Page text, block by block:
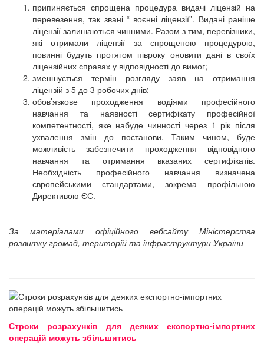
припиняється спрощена процедура видачі ліцензій на
перевезення, так звані “ воєнні ліцензії”. Видані раніше
ліцензії залишаються чинними. Разом з тим, перевізники,
які отримали ліцензії за спрощеною процедурою,
повинні будуть протягом півроку оновити дані в своїх
ліцензійних справах у відповідності до вимог;
зменшується термін розгляду заяв на отримання
ліцензій з 5 до 3 робочих днів;
обов’язкове проходження водіями професійного
навчання та наявності сертифікату професійної
компетентності, яке набуде чинності через 1 рік після
ухвалення змін до постанови. Таким чином, буде
можливість забезпечити проходження відповідного
навчання та отримання вказаних сертифікатів.
Необхідність професійного навчання визначена
європейськими стандартами, зокрема профільною
Директивою ЄС.
За матеріалами офіційного вебсайту Міністерства
розвитку громад, територій та інфраструктури України
Строки розрахунків для деяких експортно-імпортних
операцій можуть збільшитись